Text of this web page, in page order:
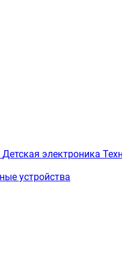
Детская электроника
устройства